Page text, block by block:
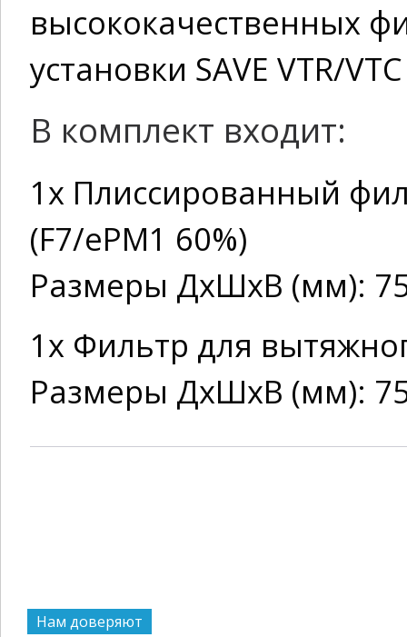
высококачественных
установки SAVE VTR/
В комплект входит:
1x Плиссированный
(F7/ePM1 60%)
Размеры ДхШхВ (мм):
1x Фильтр для
Размеры ДхШхВ (мм):
Нам доверяют